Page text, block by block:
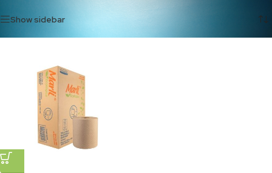
Show sidebar